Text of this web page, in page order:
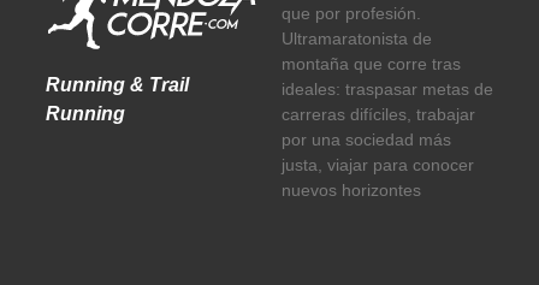
Running & Trail
Running
que por profesión.
Ultramaratonista de
montaña que corre tras
ideales: traspasar metas de
carreras difíciles, trabajar
por una sociedad más
justa, viajar para conocer
nuevos horizontes